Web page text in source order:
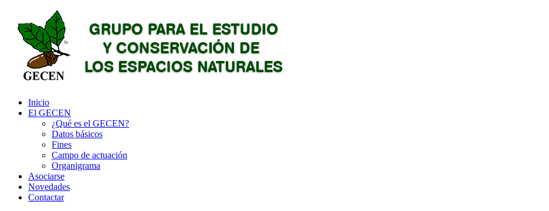
Inicio
El GECEN
¿Qué es el GECEN?
Datos básicos
Fines
Campo de actuación
Organigrama
Asociarse
Novedades
Contactar